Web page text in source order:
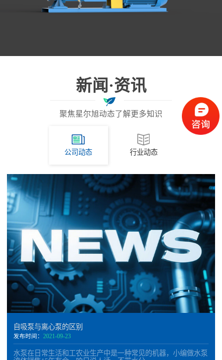
新闻·资讯
聚焦星尔旭动态了解更多知识
公司动态 行业动态
自吸泵与离心泵的区别
发布时间： 2021-09-23
水泵在日常生活和工农业生产中是一种常见的机器，小编做水泵